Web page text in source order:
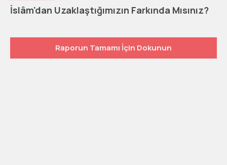
İslâm'dan Uzaklaştığımızın Farkında Mısınız?
Raporun Tamamı İçin Dokunun